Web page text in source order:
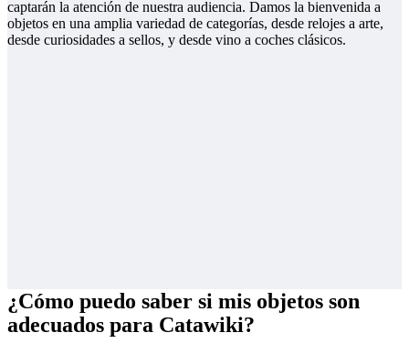
captarán la atención de nuestra audiencia. Damos la bienvenida a
objetos en una amplia variedad de categorías, desde relojes a arte,
desde curiosidades a sellos, y desde vino a coches clásicos.
¿Cómo puedo saber si mis objetos son
adecuados para Catawiki?